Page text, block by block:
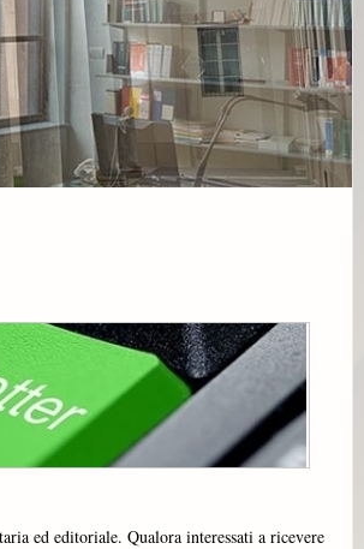
ed editoriale. Qualora interessati a ricevere